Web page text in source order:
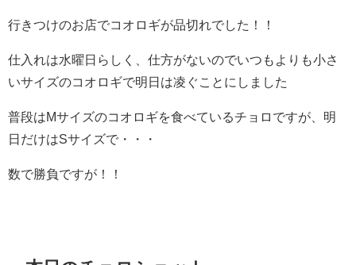
行きつけのお店でコオロギが品切れでした！！
仕入れは水曜日らしく、仕方がないのでいつもよりも小さ
いサイズのコオロギで明日は凌ぐことにしました
普段はMサイズのコオロギを食べているチョロですが、明
日だけはSサイズで・・・
数で勝負ですが！！